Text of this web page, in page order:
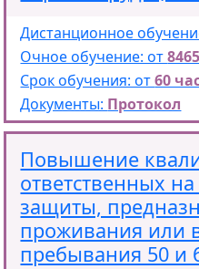
Дистанционное
Очное обучение: от
Срок обучения: от60
Документы: Протокол
Повышение
ответственных
защиты,
проживания или
пребывания 50 и